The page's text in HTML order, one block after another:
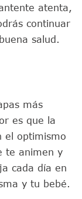
atenta,
continuar
salud.
más
es que la
el optimismo
te animen y
cada día en
y tu bebé.